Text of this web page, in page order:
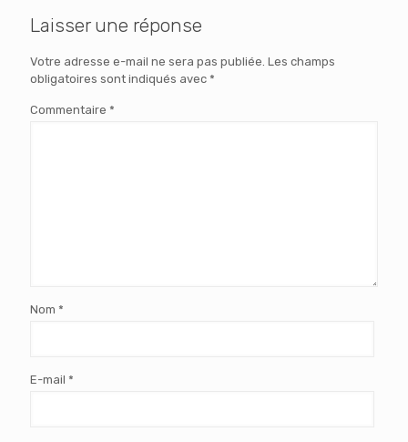
Laisser une réponse
Votre adresse e-mail ne sera pas publiée. Les champs
obligatoires sont indiqués avec *
Commentaire *
Nom *
E-mail *